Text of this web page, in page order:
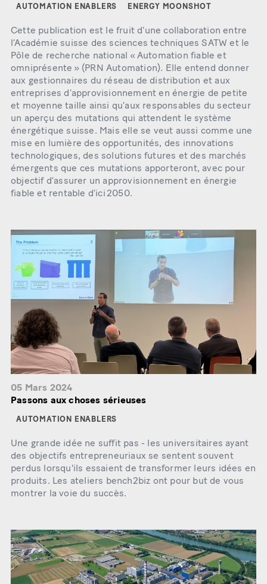
AUTOMATION ENABLERS ENERGY MOONSHOT
Cette publication est le fruit d’une collaboration entre
l’Académie suisse des sciences techniques SATW et le
Pôle de recherche national « Automation fiable et
omniprésente » (PRN Automation). Elle entend donner
aux gestionnaires du réseau de distribution et aux
entreprises d’approvisionnement en énergie de petite
et moyenne taille ainsi qu’aux responsables du secteur
un aperçu des mutations qui attendent le système
énergétique suisse. Mais elle se veut aussi comme une
mise en lumière des opportunités, des innovations
technologiques, des solutions futures et des marchés
émergents que ces mutations apporteront, avec pour
objectif d’assurer un approvisionnement en énergie
fiable et rentable d’ici 2050.
05 Mars 2024
Passons aux choses sérieuses
AUTOMATION ENABLERS
Une grande idée ne suffit pas - les universitaires ayant
des objectifs entrepreneuriaux se sentent souvent
perdus lorsqu'ils essaient de transformer leurs idées en
produits. Les ateliers bench2biz ont pour but de vous
montrer la voie du succès.